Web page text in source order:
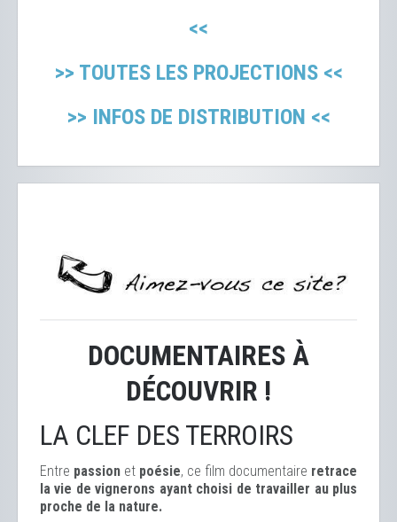
<<
>> TOUTES LES PROJECTIONS <<
>> INFOS DE DISTRIBUTION <<
DOCUMENTAIRES À
DÉCOUVRIR !
LA CLEF DES TERROIRS
Entre passion et poésie, ce film documentaire retrace
la vie de vignerons ayant choisi de travailler au plus
proche de la nature.